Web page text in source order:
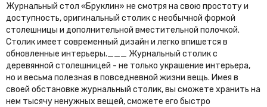
Журнальный стол «Бруклин» не смотря на свою простоту и
доступность, оригинальный столик с необычной формой
столешницы и дополнительной вместительной полочкой.
Столик имеет современный дизайн и легко впишется в
обновленные интерьеры.___ Журнальный столик с
деревянной столешницей - не только украшение интерьера,
но и весьма полезная в повседневной жизни вещь. Имея в
своей обстановке журнальный столик, вы сможете хранить на
нем тысячу ненужных вещей, сможете его быстро